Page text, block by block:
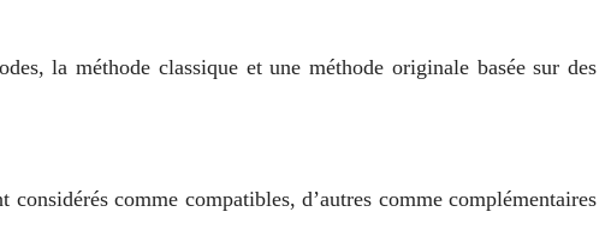
la méthode classique et une méthode originale basée sur des
comme compatibles, d’autres comme complémentaires